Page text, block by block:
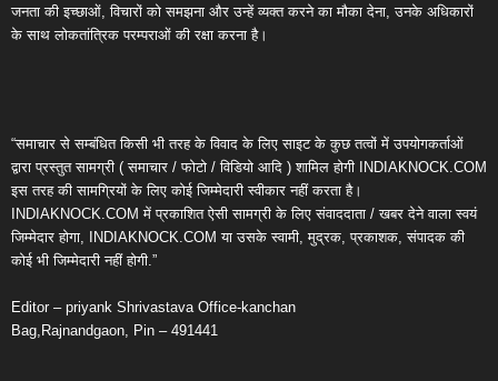
जनता की इच्छाओं, विचारों को समझना और उन्हें व्यक्त करने का मौका देना, उनके अधिकारों
के साथ लोकतांत्रिक परम्पराओं की रक्षा करना है।
“समाचार से सम्बंधित किसी भी तरह के विवाद के लिए साइट के कुछ तत्वों में उपयोगकर्ताओं
द्वारा प्रस्तुत सामग्री ( समाचार / फोटो / विडियो आदि ) शामिल होगी INDIAKNOCK.COM
इस तरह की सामग्रियों के लिए कोई जिम्मेदारी स्वीकार नहीं करता है।
INDIAKNOCK.COM में प्रकाशित ऐसी सामग्री के लिए संवाददाता / खबर देने वाला स्वयं
जिम्मेदार होगा, INDIAKNOCK.COM या उसके स्वामी, मुद्रक, प्रकाशक, संपादक की
कोई भी जिम्मेदारी नहीं होगी.”
Editor – priyank Shrivastava Office-kanchan
Bag,Rajnandgaon, Pin – 491441